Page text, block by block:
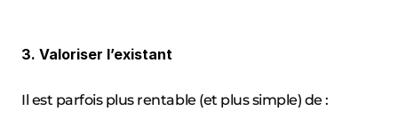
3. Valoriser l’existant
Il est parfois plus rentable (et plus simple) de :